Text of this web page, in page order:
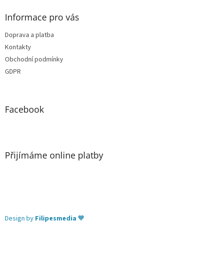
Informace pro vás
Doprava a platba
Kontakty
Obchodní podmínky
GDPR
Facebook
Přijímáme online platby
Design by Filipesmedia 🧡